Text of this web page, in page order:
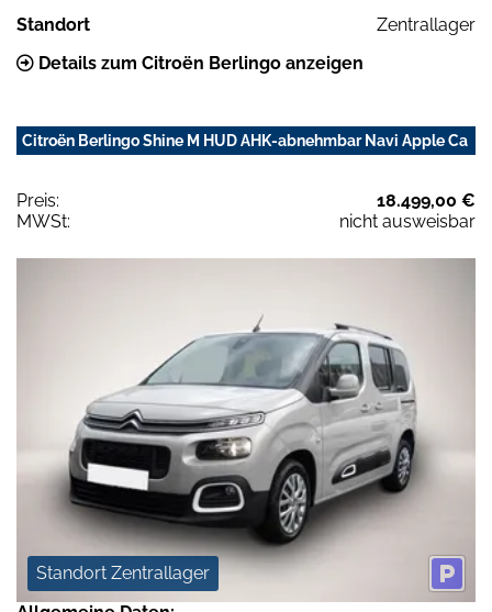
Standort
Zentrallager
Details zum Citroën Berlingo anzeigen
Citroën Berlingo Shine M HUD AHK-abnehmbar Navi Apple Ca
Preis:
18.499,00 €
MWSt:
nicht ausweisbar
Standort Zentrallager